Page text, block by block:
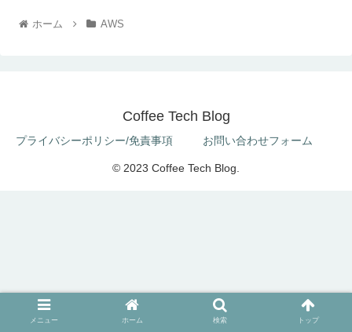
ホーム AWS
Coffee Tech Blog
プライバシーポリシー/免責事項 お問い合わせフォーム
© 2023 Coffee Tech Blog.
メニュー ホーム 検索 トップ